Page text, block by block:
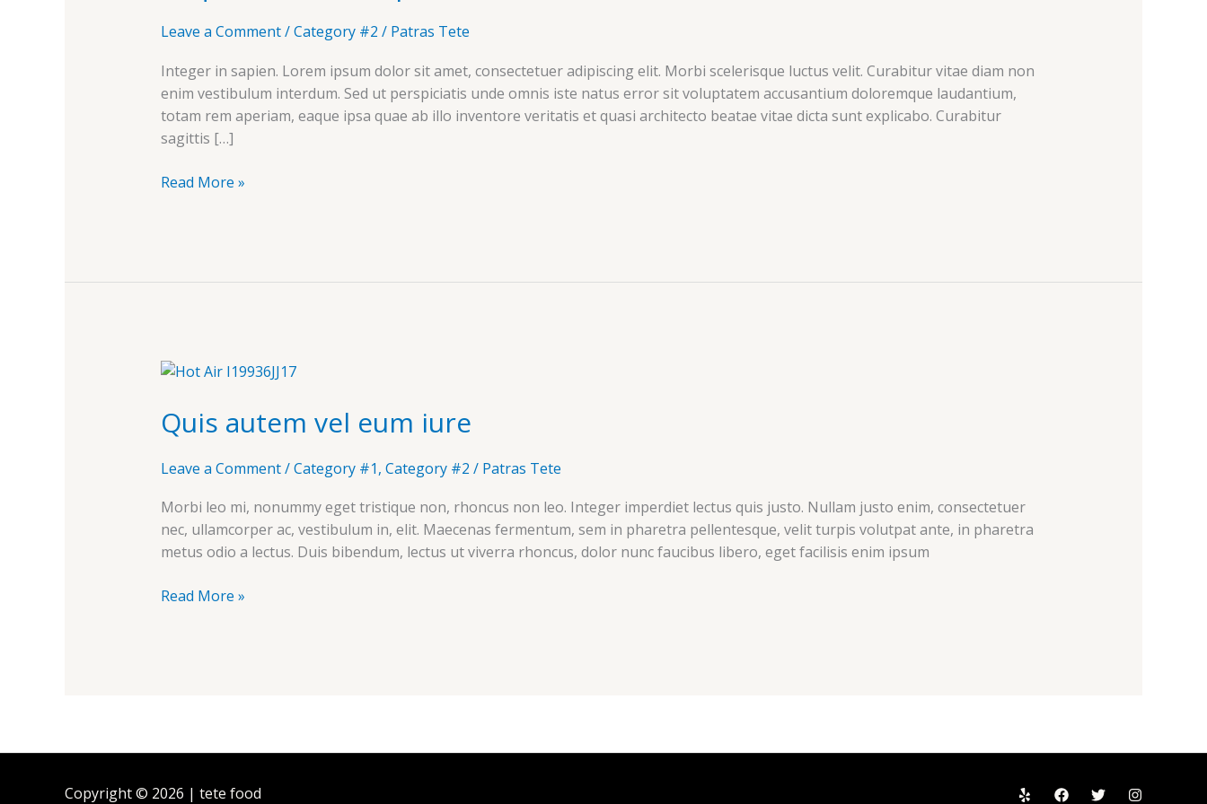
Leave a Comment/Category #2 / Patras Tete
Integer in sapien. Lorem ipsum dolor sit amet, consectetuer adipiscing elit. Morbi scelerisque luctus velit. Curabitur vitae diam non
enim vestibulum interdum. Sed ut perspiciatis unde omnis iste natus error sit voluptatem accusantium doloremque laudantium,
totam rem aperiam, eaque ipsa quae ab illo inventore veritatis et quasi architecto beatae vitae dicta sunt explicabo. Curabitur
sagittis […]
Read More »
Quis autem vel eum iure
Leave a Comment/Category #1, Category #2 / Patras Tete
Morbi leo mi, nonummy eget tristique non, rhoncus non leo. Integer imperdiet lectus quis justo. Nullam justo enim, consectetuer
nec, ullamcorper ac, vestibulum in, elit. Maecenas fermentum, sem in pharetra pellentesque, velit turpis volutpat ante, in pharetra
metus odio a lectus. Duis bibendum, lectus ut viverra rhoncus, dolor nunc faucibus libero, eget facilisis enim ipsum
Quis
vel
eum
iure
Read More »
Copyright © 2026 | tete food